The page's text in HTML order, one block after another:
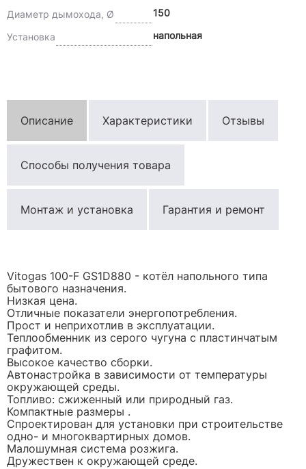
Диаметр дымохода, Ø 150
Установка напольная
Описание Характеристики Отзывы
Способы получения товара
Монтаж и установка Гарантия и ремонт
Vitogas 100-F GS1D880 - котёл напольного типа
бытового назначения.
Низкая цена.
Отличные показатели энергопотребления.
Прост и неприхотлив в эксплуатации.
Теплообменник из серого чугуна с пластинчатым
графитом.
Высокое качество сборки.
Автонастройка в зависимости от температуры
окружающей среды.
Топливо: сжиженный или природный газ.
Компактные размеры .
Спроектирован для установки при строительстве
одно- и многоквартирных домов.
Малошумная система розжига.
Дружествен к окружающей среде.